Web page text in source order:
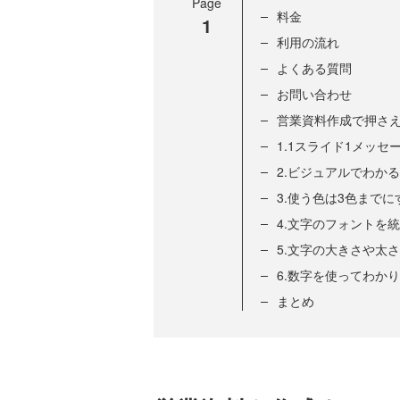
1
料金
利用の流れ
よくある質問
お問い合わせ
営業資料作成で押さ
1.1スライド1メッセ
2.ビジュアルでわか
3.使う色は3色までに
4.文字のフォントを
5.文字の大きさや太
6.数字を使ってわか
まとめ